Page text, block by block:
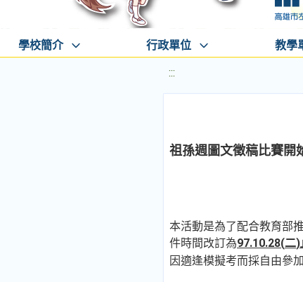
學校簡介 行政單位 教學
:::
祖孫週圖文徵稿比賽開
本活動是為了配合教育部
件時間改訂為97.10.28(二)
因適逢模擬考而採自由參